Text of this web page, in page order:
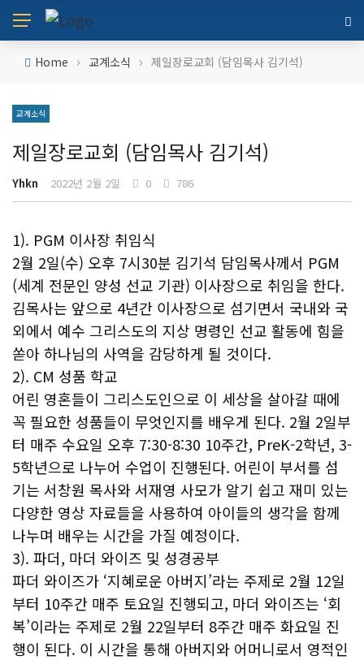
Home › 교계소식 › 제일장로교회 (담임목사 김기석)
교계소식
제일장로교회 (담임목사 김기석)
Yhkn 2022년 2월 2일 0 786
1). PGM 이사장 취임식
2월 2일(수) 오후 7시30분 김기석 담임목사께서 PGM
(세계 전문인 양성 선교 기관) 이사장으로 취임을 한다.
김목사는 앞으로 4년간 이사장으로 섬기면서 국내와 국
외에서 예수 그리스도의 지상 명령인 선교 활동에 힘을
쏟아 하나님의 사역을 감당하게 될 것이다.
2). CM 성품 학교
어린 영혼들이 그리스도인으로 이 세상을 살아갈 때에
꼭 필요한 성품들이 무엇인지를 배우게 된다. 2월 2일부
터 매주 수요일 오후 7:30-8:30 10주간, PreK-2학년, 3-
5학년으로 나누어 수업이 진행된다. 어린이 부서를 섬
기는 서창원 목사와 서재영 사모가 알기 쉽고 재미 있는
다양한 영상 자료들을 사용하여 아이들의 생각을 함께
나누며 배우는 시간을 가질 예정이다.
3). 파더, 마더 와이즈 및 성경공부
파더 와이즈가 ‘지혜로운 아버지’라는 주제로 2월 12일
부터 10주간 매주 토요일 진행되고, 마더 와이즈는 ‘회
복’이라는 주제로 2월 22일부터 8주간 매주 화요일 진
행이 된다. 이 시간을 통해 아버지와 어머니로서 영적인